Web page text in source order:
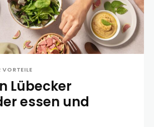
VORTEILE
Lübecker
essen und